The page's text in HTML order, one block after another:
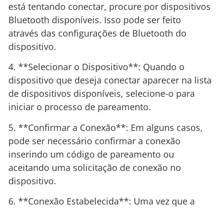
está tentando conectar, procure por dispositivos
Bluetooth disponíveis. Isso pode ser feito
através das configurações de Bluetooth do
dispositivo.
4. **Selecionar o Dispositivo**: Quando o
dispositivo que deseja conectar aparecer na lista
de dispositivos disponíveis, selecione-o para
iniciar o processo de pareamento.
5. **Confirmar a Conexão**: Em alguns casos,
pode ser necessário confirmar a conexão
inserindo um código de pareamento ou
aceitando uma solicitação de conexão no
dispositivo.
6. **Conexão Estabelecida**: Uma vez que a